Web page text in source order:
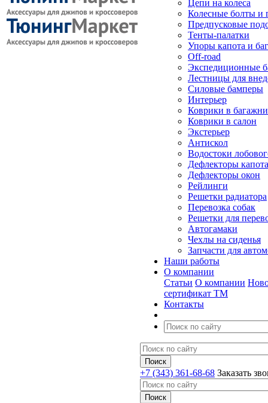
Цепи на колеса
Колесные болты и
Предпусковые
Тенты-палатки
Упоры капота и
Off-road
Экспедиционные
Лестницы для
Силовые бамперы
Интерьер
Коврики в
Коврики в салон
Экстерьер
Антискол
Водостоки
Дефлекторы капота
Дефлекторы окон
Рейлинги
Решетки радиатора
Перевозка собак
Решетки для
Автогамаки
Чехлы на сиденья
Запчасти для
Наши работы
О компании
Статьи О компании
сертификат ТМ
Контакты
+7 (343) 361-68-68 Заказать